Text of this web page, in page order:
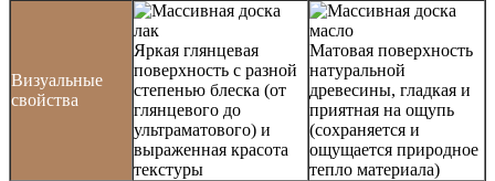
Визуальные
свойства
Яркая глянцевая
поверхность с разной
степенью блеска (от
глянцевого до
ультраматового) и
выраженная красота
текстуры
Матовая поверхность
натуральной
древесины, гладкая и
приятная на ощупь
(сохраняется и
ощущается природное
тепло материала)